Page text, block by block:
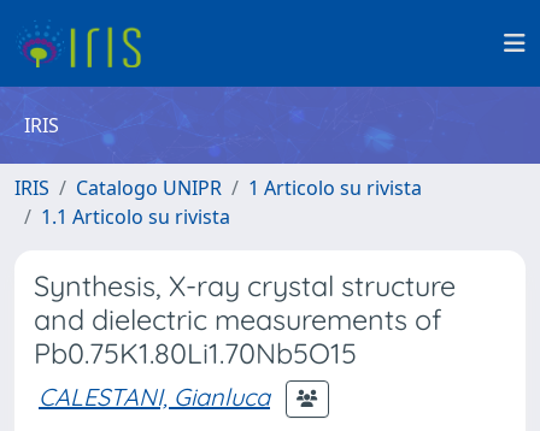
IRIS
IRIS Catalogo UNIPR
1 Articolo su rivista
1.1 Articolo su rivista
Synthesis, X-ray crystal structure
and dielectric measurements of
Pb0.75K1.80Li1.70Nb5O15
CALESTANI, Gianluca